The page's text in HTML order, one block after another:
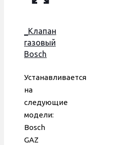
_Клапан
газовый
Bosch
6000 W,
SIT
Sigma
PS 845,
0845120,
Устанавливается
на
следующие
модели:
Bosch
GAZ